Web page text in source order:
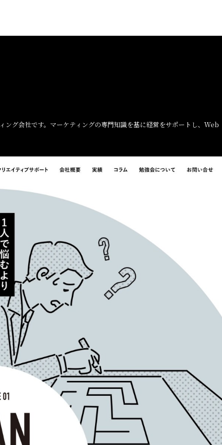
グ会社です。マーケティングの専門知識を基に経営をサポートし、Web